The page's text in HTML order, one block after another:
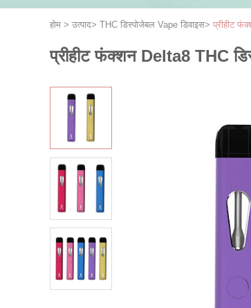
होम > उत्पाद> THC डिस्पोजेबल Vape डिवाइस> प्रीहीट
प्रीहीट फंक्शन Delta8 THC